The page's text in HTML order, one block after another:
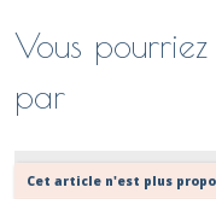
Vous
par